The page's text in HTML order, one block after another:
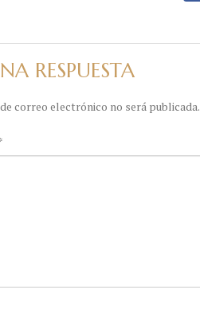
RESPUESTA
correo electrónico no será publicada.